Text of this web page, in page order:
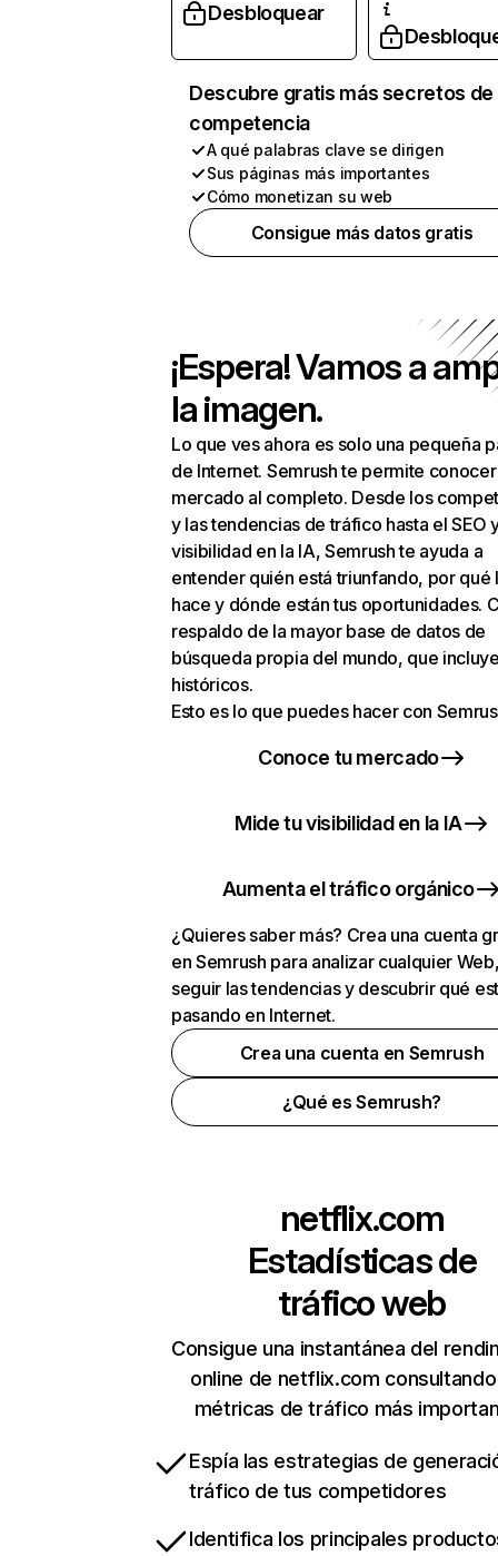
Desbloquear
Descubre gratis más secretos de
competencia
A qué palabras clave se dirigen
Sus páginas más importantes
Cómo monetizan su web
Consigue más datos gratis
¡Espera! Vamos a
la imagen.
Lo que ves ahora es solo una pequeña
de Internet. Semrush te permite
mercado al completo. Desde los
y las tendencias de tráfico hasta el SEO
visibilidad en la IA, Semrush te ayuda a
entender quién está triunfando, por qué
hace y dónde están tus oportunidades.
respaldo de la mayor base de datos de
búsqueda propia del mundo, que
históricos.
Esto es lo que puedes hacer con
Conoce tu mercado
Mide tu visibilidad en la IA
Aumenta el tráfico orgánico
¿Quieres saber más? Crea una cuenta
en Semrush para analizar cualquier
seguir las tendencias y descubrir qué
pasando en Internet.
Crea una cuenta en Semrush
¿Qué es Semrush?
netflix.com
Estadísticas de
tráfico web
Consigue una instantánea del
online de netflix.com
métricas de tráfico más
Espía las estrategias de
tráfico de tus competidores
Identifica los principales